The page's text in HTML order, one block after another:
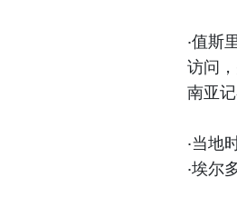
·值斯
访问
南亚
·当地
·埃尔